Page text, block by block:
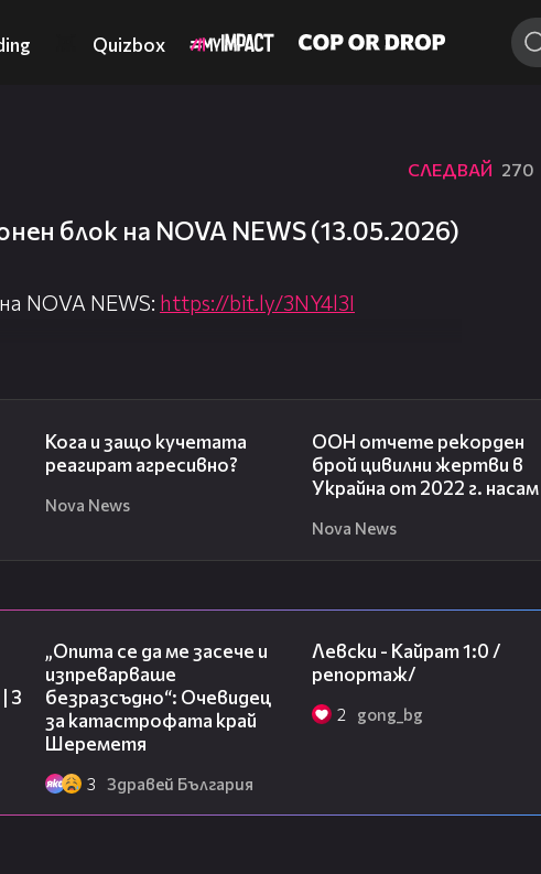
Quizbox
СЛЕДВАЙ 270
блок на NOVA NEWS (13.05.2026)
NOVA NEWS: https://bit.ly/3NY4l3I
http://nova.bg/live/news
Кога и защо кучетата
реагират агресивно?
Nova News
ООН отчете рекорден
брой цивилни жертви в
Украйна от 2022 г. насам
Nova News
3
„Опита се да ме засече и
изпреварваше
безразсъдно“: Очевидец
за катастрофата край
Шереметя
3 Здравей България
Левски - Кайрат 1:0 /
репортаж/
2 gong_bg